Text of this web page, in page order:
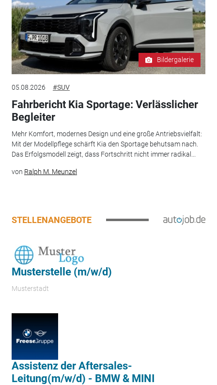
Bildergalerie
05.08.2026 #SUV
Fahrbericht Kia Sportage: Verlässlicher
Begleiter
Mehr Komfort, modernes Design und eine große Antriebsvielfalt:
Mit der Modellpflege schärft Kia den Sportage behutsam nach.
Das Erfolgsmodell zeigt, dass Fortschritt nicht immer radikal...
von Ralph M. Meunzel
STELLENANGEBOTE
Musterstelle (m/w/d)
Musterstadt
Assistenz der Aftersales-
Leitung(m/w/d) - BMW & MINI